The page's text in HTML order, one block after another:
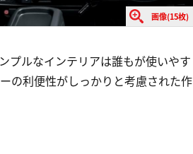
画像(15枚)
プルなインテリアは誰もが使いやす
の利便性がしっかりと考慮された作